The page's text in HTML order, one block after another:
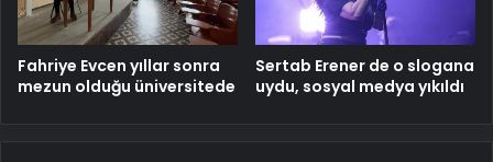
Fahriye Evcen yıllar sonra
mezun olduğu üniversitede
Sertab Erener de o slogana
uydu, sosyal medya yıkıldı